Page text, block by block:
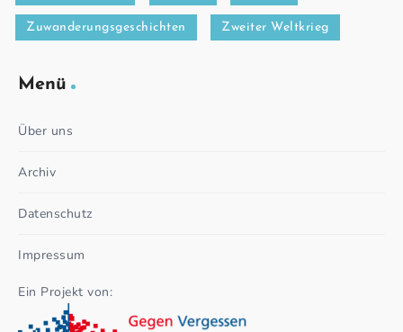
Zuwanderungsgeschichten Zweiter Weltkrieg
Menü
Über uns
Archiv
Datenschutz
Impressum
Ein Projekt von: